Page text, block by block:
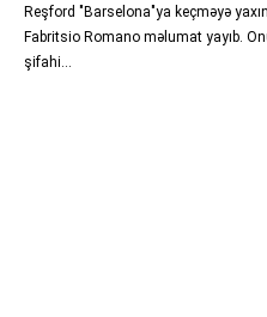
Reşford "Barselona"ya keçməyə
Fabritsio Romano məlumat yayıb.
şifahi...